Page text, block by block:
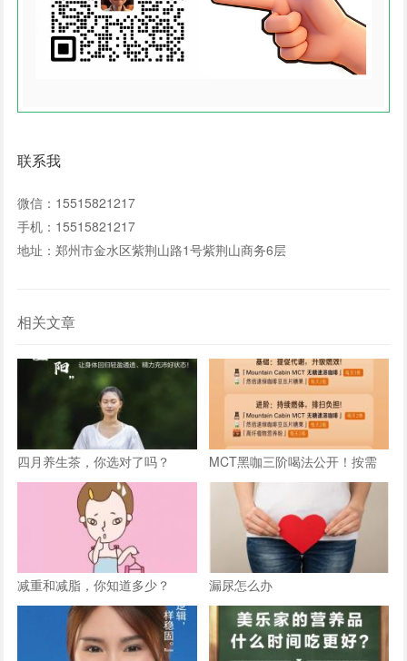
联系我
微信：15515821217
手机：15515821217
地址：郑州市金水区紫荆山路1号紫荆山商务6层
相关文章
四月养生茶，你选对了吗？
MCT黑咖三阶喝法公开！按需
跟喝，加速燃体
减重和减脂，你知道多少？ 漏尿怎么办